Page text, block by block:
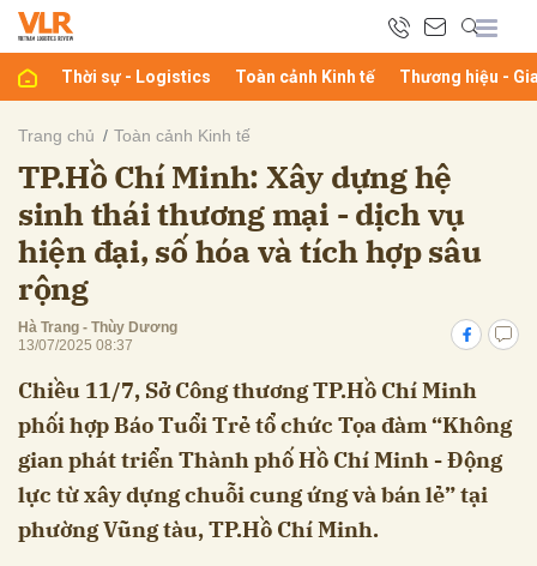
Thời sự - Logistics Toàn cảnh Kinh tế Thương hiệu -
Trang chủ Toàn cảnh Kinh tế
TP.Hồ Chí Minh: Xây dựng hệ
sinh thái thương mại - dịch vụ
hiện đại, số hóa và tích hợp sâu
rộng
Hà Trang - Thùy Dương
13/07/2025 08:37
Chiều 11/7, Sở Công thương TP.Hồ Chí Minh
phối hợp Báo Tuổi Trẻ tổ chức Tọa đàm “Không
gian phát triển Thành phố Hồ Chí Minh - Động
lực từ xây dựng chuỗi cung ứng và bán lẻ” tại
phường Vũng tàu, TP.Hồ Chí Minh.
luận